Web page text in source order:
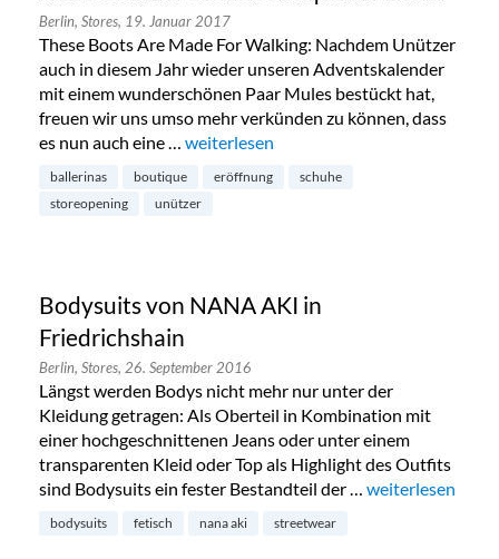
Berlin, Stores, 19. Januar 2017
These Boots Are Made For Walking: Nachdem Unützer
auch in diesem Jahr wieder unseren Adventskalender
mit einem wunderschönen Paar Mules bestückt hat,
freuen wir uns umso mehr verkünden zu können, dass
es nun auch eine … „Neue Unützer Schuhboutique für Berlin“
weiterlesen
ballerinas boutique eröffnung
schuhe
storeopening
unützer
Bodysuits von NANA AKI in
Friedrichshain
Berlin, Stores, 26. September 2016
Längst werden Bodys nicht mehr nur unter der
Kleidung getragen: Als Oberteil in Kombination mit
einer hochgeschnittenen Jeans oder unter einem
transparenten Kleid oder Top als Highlight des Outfits
sind Bodysuits ein fester Bestandteil der … „Bodysuits von
weiterlesen
bodysuits fetisch nana aki streetwear